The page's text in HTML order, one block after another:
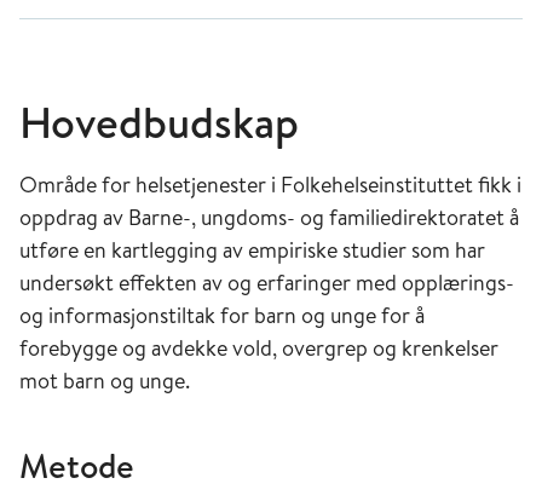
Hovedbudskap
Område for helsetjenester i Folkehelseinstituttet fikk i
oppdrag av Barne-, ungdoms- og familiedirektoratet å
utføre en kartlegging av empiriske studier som har
undersøkt effekten av og erfaringer med opplærings-
og informasjonstiltak for barn og unge for å
forebygge og avdekke vold, overgrep og krenkelser
mot barn og unge.
Metode